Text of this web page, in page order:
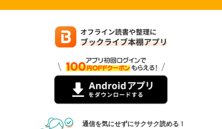
通信を気にせずにサクサク読める！